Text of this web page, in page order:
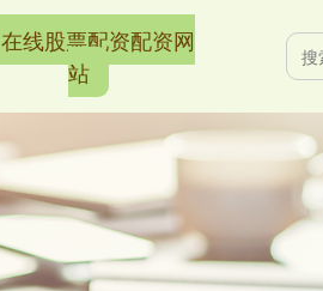
在线股票配资配资网
站